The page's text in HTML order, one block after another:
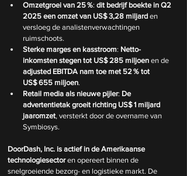
Omzetgroei van 25 %: dit bedrijf boekte in Q2
2025 een omzet van US$ 3,28 miljard en
versloeg de analistenverwachtingen
ruimschoots.
Sterke marges en kasstroom: Netto-
inkomsten stegen tot US$ 285 miljoen en de
adjusted EBITDA nam toe met 52 % tot
US$ 655 miljoen.
Retail media als nieuwe pijler: De
advertentietak groeit richting US$ 1 miljard
jaaromzet, versterkt door de overname van
Symbiosys.
DoorDash, Inc. is actief in de Amerikaanse
technologiesector en opereert binnen de
snelgroeiende bezorg- en logistieke markt. De